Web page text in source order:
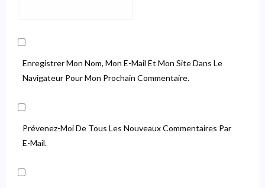
Enregistrer Mon Nom, Mon E-Mail Et Mon Site Dans Le
Navigateur Pour Mon Prochain Commentaire.
Prévenez-Moi De Tous Les Nouveaux Commentaires Par
E-Mail.